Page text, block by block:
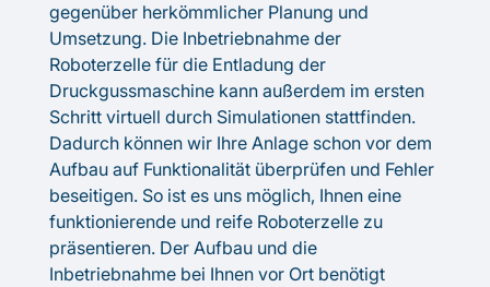
gegenüber herkömmlicher Planung und
Umsetzung. Die Inbetriebnahme der
Roboterzelle für die Entladung der
Druckgussmaschine kann außerdem im ersten
Schritt virtuell durch Simulationen stattfinden.
Dadurch können wir Ihre Anlage schon vor dem
Aufbau auf Funktionalität überprüfen und Fehler
beseitigen. So ist es uns möglich, Ihnen eine
funktionierende und reife Roboterzelle zu
präsentieren. Der Aufbau und die
Inbetriebnahme bei Ihnen vor Ort benötigt